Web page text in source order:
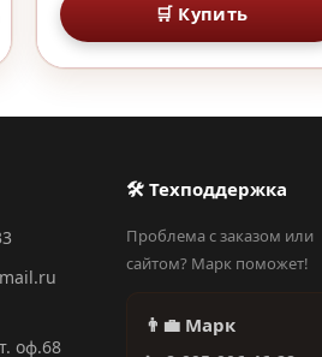
🛒 Купить
оф.68
🛠 Техподдержка
Проблема с заказом или
сайтом? Марк поможет!
👨‍💼 Марк